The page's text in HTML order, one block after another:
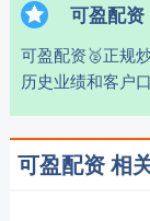
可盈配资
可盈配资🥈正规
历史业绩和客户
可盈配资 相